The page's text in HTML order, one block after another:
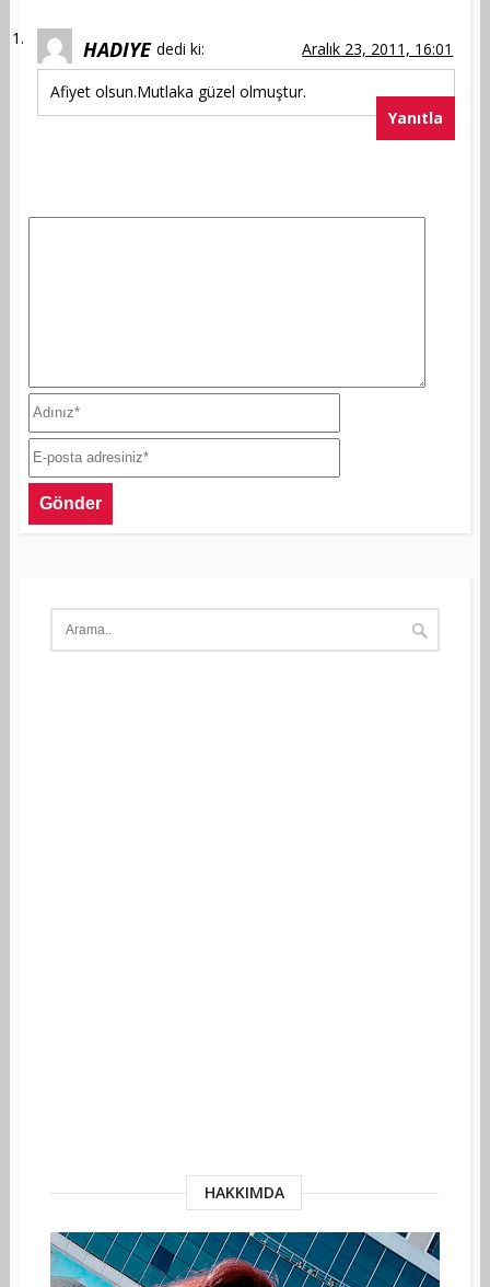
HADIYE dedi ki: Aralık 23, 2011, 16:01
Afiyet olsun.Mutlaka güzel olmuştur.
Yanıtla
HAKKIMDA